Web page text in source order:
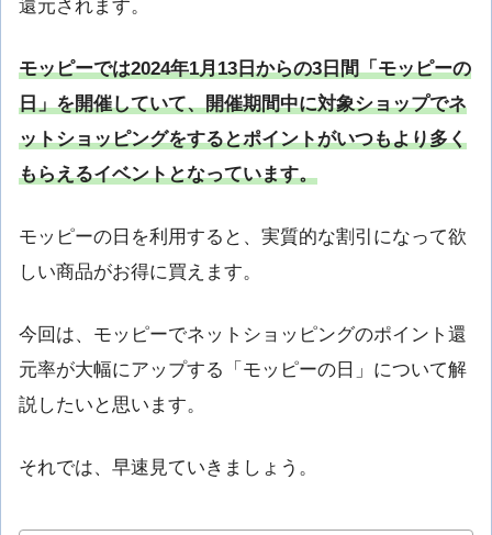
還元されます。
モッピーでは2024年1月13日からの3日間「モッピーの
日」を開催していて、開催期間中に対象ショップでネ
ットショッピングをするとポイントがいつもより多く
もらえるイベントとなっています。
モッピーの日を利用すると、実質的な割引になって欲
しい商品がお得に買えます。
今回は、モッピーでネットショッピングのポイント還
元率が大幅にアップする「モッピーの日」について解
説したいと思います。
それでは、早速見ていきましょう。